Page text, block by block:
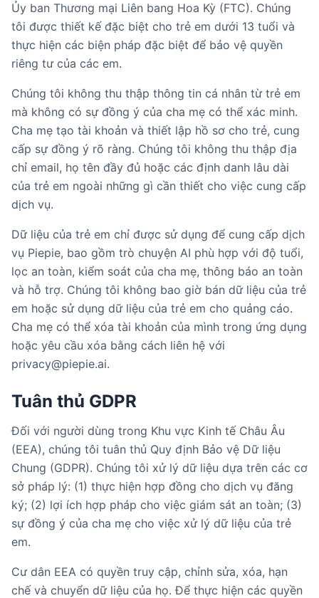
Ủy ban Thương mại Liên bang Hoa Kỳ (FTC). Chúng
tôi được thiết kế đặc biệt cho trẻ em dưới 13 tuổi và
thực hiện các biện pháp đặc biệt để bảo vệ quyền
riêng tư của các em.
Chúng tôi không thu thập thông tin cá nhân từ trẻ em
mà không có sự đồng ý của cha mẹ có thể xác minh.
Cha mẹ tạo tài khoản và thiết lập hồ sơ cho trẻ, cung
cấp sự đồng ý rõ ràng. Chúng tôi không thu thập địa
chỉ email, họ tên đầy đủ hoặc các định danh lâu dài
của trẻ em ngoài những gì cần thiết cho việc cung cấp
dịch vụ.
Dữ liệu của trẻ em chỉ được sử dụng để cung cấp dịch
vụ Piepie, bao gồm trò chuyện AI phù hợp với độ tuổi,
lọc an toàn, kiểm soát của cha mẹ, thông báo an toàn
và hỗ trợ. Chúng tôi không bao giờ bán dữ liệu của trẻ
em hoặc sử dụng dữ liệu của trẻ em cho quảng cáo.
Cha mẹ có thể xóa tài khoản của mình trong ứng dụng
hoặc yêu cầu xóa bằng cách liên hệ với
privacy@piepie.ai.
Tuân thủ GDPR
Đối với người dùng trong Khu vực Kinh tế Châu Âu
(EEA), chúng tôi tuân thủ Quy định Bảo vệ Dữ liệu
Chung (GDPR). Chúng tôi xử lý dữ liệu dựa trên các cơ
sở pháp lý: (1) thực hiện hợp đồng cho dịch vụ đăng
ký; (2) lợi ích hợp pháp cho việc giám sát an toàn; (3)
sự đồng ý của cha mẹ cho việc xử lý dữ liệu của trẻ
em.
Cư dân EEA có quyền truy cập, chỉnh sửa, xóa, hạn
chế và chuyển dữ liệu của họ. Để thực hiện các quyền